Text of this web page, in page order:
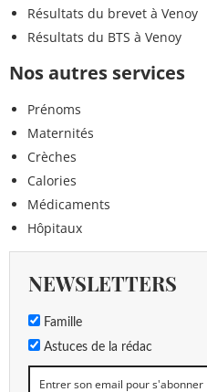
Résultats du brevet à Venoy
Résultats du BTS à Venoy
Nos autres services
Prénoms
Maternités
Crèches
Calories
Médicaments
Hôpitaux
NEWSLETTERS
Famille
Astuces de la rédac